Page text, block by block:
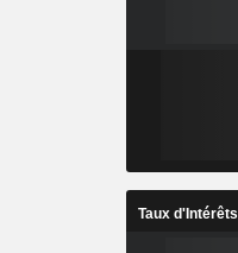
Taux d'Intérêts